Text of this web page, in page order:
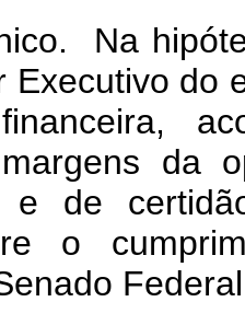
Na
Executivo do
da
e de
o